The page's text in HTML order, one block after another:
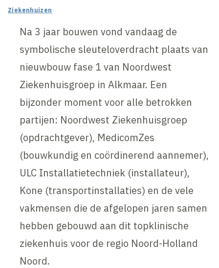
Ziekenhuizen
Na 3 jaar bouwen vond vandaag de
symbolische sleuteloverdracht plaats van
nieuwbouw fase 1 van Noordwest
Ziekenhuisgroep in Alkmaar. Een
bijzonder moment voor alle betrokken
partijen: Noordwest Ziekenhuisgroep
(opdrachtgever), MedicomZes
(bouwkundig en coördinerend aannemer),
ULC Installatietechniek (installateur),
Kone (transportinstallaties) en de vele
vakmensen die de afgelopen jaren samen
hebben gebouwd aan dit topklinische
ziekenhuis voor de regio Noord-Holland
Noord.